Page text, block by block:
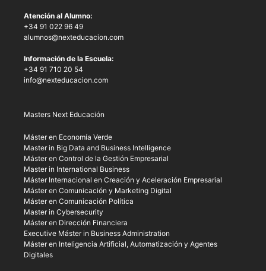
Atención al Alumno:
+34 91 022 96 49
alumnos@nexteducacion.com
Información de la Escuela:
+34 91 710 20 54
info@nexteducacion.com
Masters Next Educación
Máster en Economía Verde
Master in Big Data and Business Intelligence
Máster en Control de la Gestión Empresarial
Master in International Business
Máster Internacional en Creación y Aceleración Empresarial
Máster en Comunicación y Marketing Digital
Máster en Comunicación Política
Master in Cybersecurity
Máster en Dirección Financiera
Executive Máster in Business Administration
Máster en Inteligencia Artificial, Automatización y Agentes
Digitales